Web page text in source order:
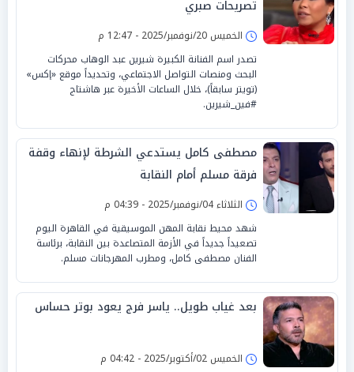
تصريحات صبري
الخميس 20/نوفمبر/2025 - 12:47 م
تصدر اسم الفنانة الكبيرة شيرين عبد الوهاب محركات
البحث ومنصات التواصل الاجتماعي، وتحديداً موقع «إكس»
(تويتر سابقاً)، خلال الساعات الأخيرة عبر هاشتاج
#فين_شيرين.
مصطفى كامل يستدعي الشرطة لإنهاء وقفة
فرقة مسلم أمام النقابة
الثلاثاء 04/نوفمبر/2025 - 04:39 م
شهد محيط نقابة المهن الموسيقية في القاهرة اليوم
تصعيداً جديداً في الأزمة المتصاعدة بين النقابة، برئاسة
الفنان مصطفى كامل، ومطرب المهرجانات مسلم.
بعد غياب طويل.. ياسر فرج يعود بوتر حساس
الخميس 02/أكتوبر/2025 - 04:42 م